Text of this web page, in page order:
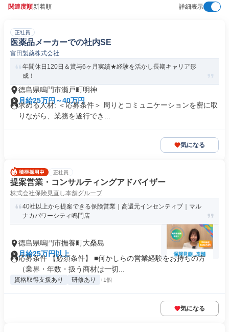
関連度順新着順 詳細表示
正社員
医薬品メーカーでの社内SE
富田製薬株式会社
年間休日120日＆賞与6ヶ月実績★経験を活かし長期キャリア形
成！
徳島県鳴門市瀬戸町明神
月給25万円～40万円
求める人材: ＜応募条件＞ 周りとコミュニケーションを密に取
りながら、業務を遂行でき...
気になる
正社員
提案営業・コンサルティングアドバイザー
株式会社保険見直し本舗グループ
40社以上から提案できる保険営業｜高還元インセンティブ｜マル
ナカパワーシティ鳴門店
徳島県鳴門市撫養町大桑島
月給25万円以上
応募条件 【必須条件】 ■何かしらの営業経験をお持ちの方
（業界・年数・扱う商材は一切...
資格取得支援あり 研修あり +1個
気になる